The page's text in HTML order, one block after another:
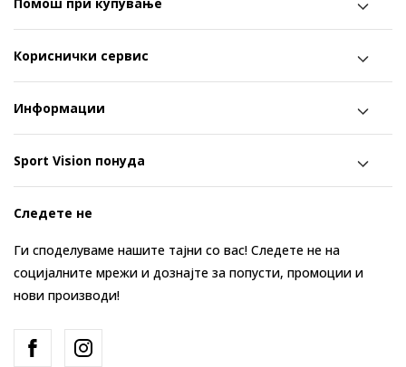
Кориснички сервис
Информации
Sport Vision понуда
Следете не
Ги споделуваме нашите тајни со вас! Следете не на
социјалните мрежи и дознајте за попусти, промоции и
нови производи!